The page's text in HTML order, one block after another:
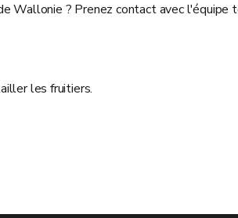
Wallonie ? Prenez contact avec
les fruitiers.